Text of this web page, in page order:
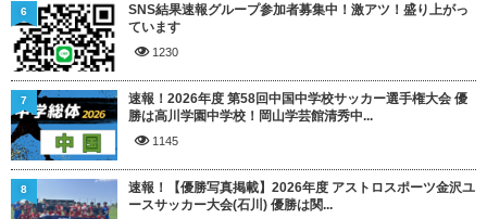
SNS結果速報グループ参加者募集中！激アツ！盛り上がっ
ています
1230
6
速報！2026年度 第58回中国中学校サッカー選手権大会 優
勝は高川学園中学校！岡山学芸館清秀中...
1145
7
速報！【優勝写真掲載】2026年度 アストロスポーツ金沢ユ
ースサッカー大会(石川) 優勝は関...
8